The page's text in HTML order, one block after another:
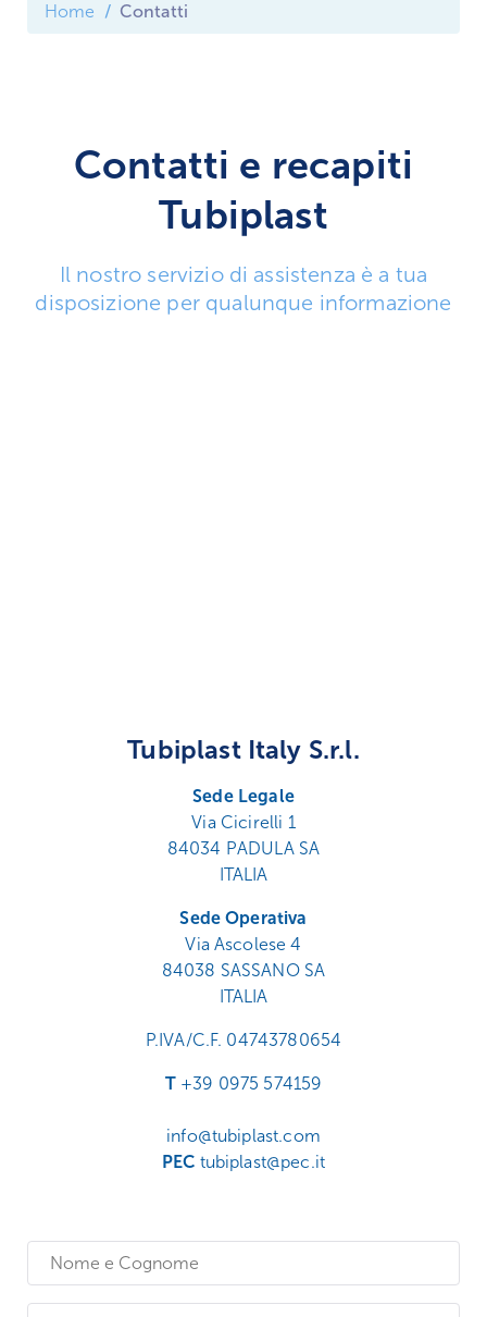
Home Contatti
Contatti e recapiti
Tubiplast
Il nostro servizio di assistenza è a tua
disposizione per qualunque informazione
Tubiplast Italy S.r.l.
Sede Legale
Via Cicirelli 1
84034 PADULA SA
ITALIA
Sede Operativa
Via Ascolese 4
84038 SASSANO SA
ITALIA
P.IVA/C.F. 04743780654
T+39 0975 574159
info@tubiplast.com
PEC tubiplast@pec.it